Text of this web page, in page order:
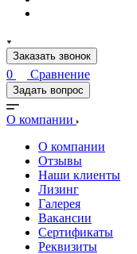
Заказать звонок
0 Сравнение
Задать вопрос
О компании
О компании
Отзывы
Наши клиенты
Лизинг
Галерея
Вакансии
Сертификаты
Реквизиты